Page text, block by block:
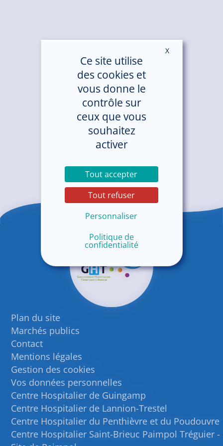
Plan du site
Marchés publics
Contact
Mentions légales
Gestion des cookies
Vos données personnelles
Centre Hospitalier de Guingamp
Centre Hospitalier de Lannion-Trestel
Centre Hospitalier du Penthièvre et du Poudouvre
Centre Hospitalier Saint-Brieuc Paimpol Tréguier -
Ce site utilise
des cookies et
vous donne le
contrôle sur
ceux que vous
souhaitez
activer
Tout accepter
Tout refuser
Personnaliser
Politique de
confidentialité
XMasquer le